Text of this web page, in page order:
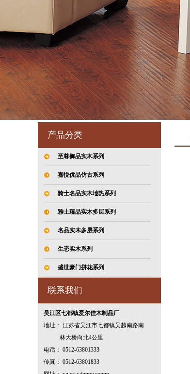
产品分类
至尊御品实木系列
嘉悦优品仿古系列
骑士名品实木地热系列
雅士臻品实木多层系列
名品实木多层系列
生态实木系列
盛世豪门拼花系列
联系我们
吴江区七都镇爱尔佳木制品厂
地址： 江苏省吴江市七都镇吴越南路南
林大桥向北4公里
电话： 0512-63801333
传真： 0512-63801833